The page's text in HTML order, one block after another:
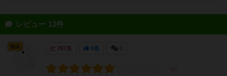
レビュー 13件
267名 0名
仙人